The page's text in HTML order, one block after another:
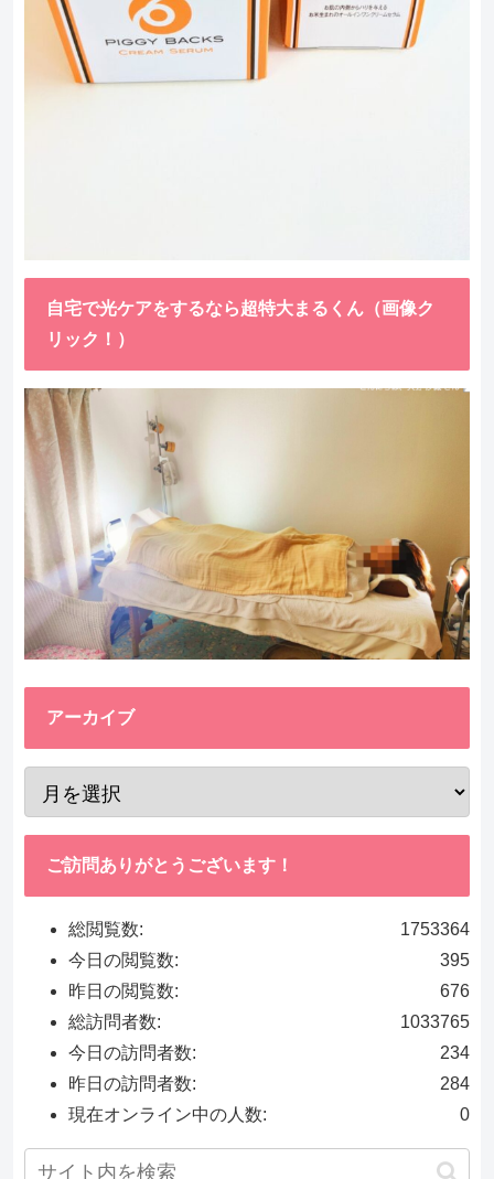
自宅で光ケアをするなら超特大まるくん（画像ク
リック！）
アーカイブ
ご訪問ありがとうございます！
1753364
総閲覧数:
395
今日の閲覧数:
676
昨日の閲覧数:
1033765
総訪問者数:
234
今日の訪問者数:
284
昨日の訪問者数:
0
現在オンライン中の人数: